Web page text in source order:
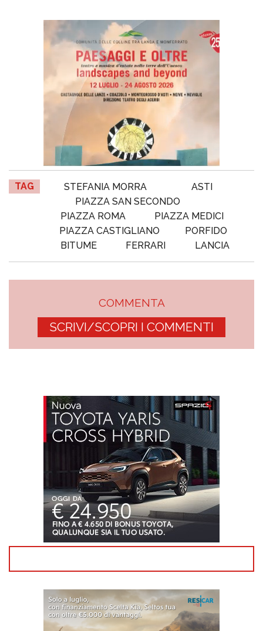
TAG STEFANIA MORRA
ASTI
PIAZZA SAN SECONDO
PIAZZA ROMA
PIAZZA MEDICI
PIAZZA CASTIGLIANO
PORFIDO
BITUME
FERRARI LANCIA
COMMENTA
SCRIVI/SCOPRI I COMMENTI